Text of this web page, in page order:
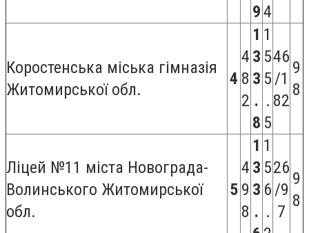
94
Коростенська міська гімназія
Житомирської обл.
4
4
8
2
1
3
3
.
8
1
5
5
.
5
46
/1
82
9
8
Ліцей №11 міста Новограда-
Волинського Житомирської
обл.
5
4
9
8
1
3
3
.
1
5
6
.
26
/9
7
9
8